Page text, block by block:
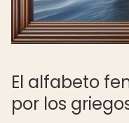
El alfabeto
por los